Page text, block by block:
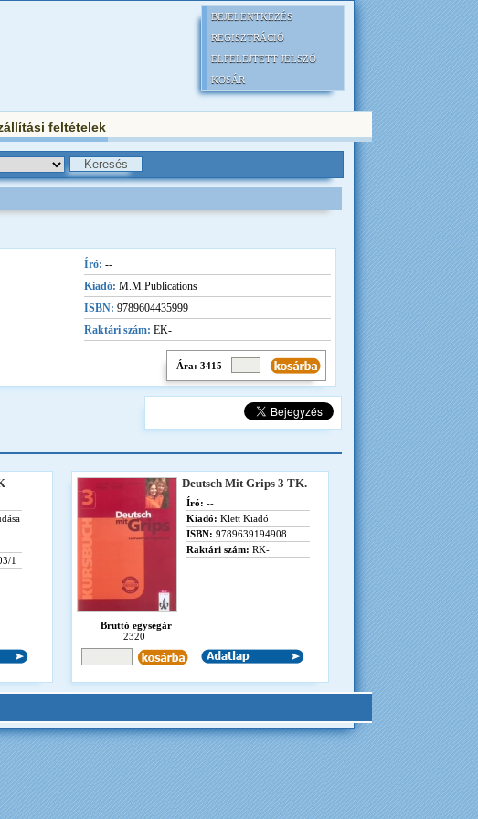
BEJELENTKEZÉS
REGISZTRÁCIÓ
ELFELEJTETT JELSZÓ
KOSÁR
feltételek
Író: --
Kiadó: M.M.Publications
ISBN: 9789604435999
Raktári szám: EK-
Ára: 3415
1
Deutsch Mit Grips 3 TK.
Író: --
Kiadó: Klett Kiadó
ISBN: 9789639194908
Raktári szám: RK-
Bruttó egységár
2320